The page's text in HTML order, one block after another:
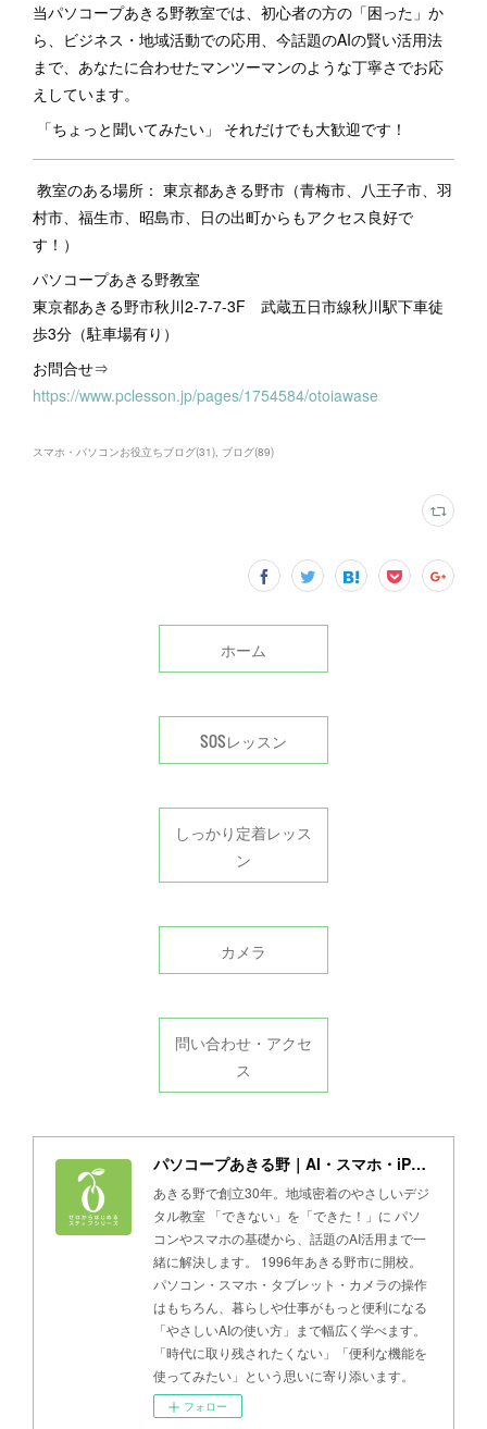
当パソコープあきる野教室では、初心者の方の「困った」か
ら、ビジネス・地域活動での応用、今話題のAIの賢い活用法
まで、あなたに合わせたマンツーマンのような丁寧さでお応
えしています。
「ちょっと聞いてみたい」 それだけでも大歓迎です！
教室のある場所： 東京都あきる野市（青梅市、八王子市、羽
村市、福生市、昭島市、日の出町からもアクセス良好で
す！）
パソコープあきる野教室
東京都あきる野市秋川2-7-7-3F 武蔵五日市線秋川駅下車徒
歩3分（駐車場有り）
お問合せ⇒
https://www.pclesson.jp/pages/1754584/otoiawase
スマホ・パソコンお役立ちブログ(31) ブログ(89)
ホーム
SOSレッスン
しっかり定着レッス
ン
カメラ
問い合わせ・アクセ
ス
パソコープあきる野｜AI・スマホ・iPad・パソコン教室
あきる野で創立30年。地域密着のやさしいデジ
タル教室 「できない」を「できた！」に パソ
コンやスマホの基礎から、話題のAI活用まで一
緒に解決します。 1996年あきる野市に開校。
パソコン・スマホ・タブレット・カメラの操作
はもちろん、暮らしや仕事がもっと便利になる
「やさしいAIの使い方」まで幅広く学べます。
「時代に取り残されたくない」「便利な機能を
使ってみたい」という思いに寄り添います。
フォロー